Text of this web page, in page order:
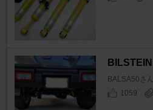
BALSA50さん
1059